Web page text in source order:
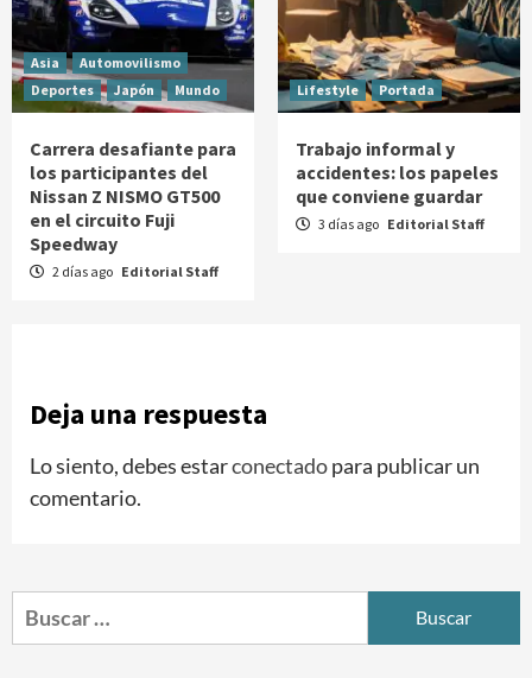
Asia
Automovilismo
Deportes
Japón Mundo
Carrera desafiante para
los participantes del
Nissan Z NISMO GT500
en el circuito Fuji
Speedway
2 días ago Editorial Staff
Lifestyle Portada
Trabajo informal y
accidentes: los papeles
que conviene guardar
3 días ago Editorial Staff
Deja una respuesta
Lo siento, debes estarconectadopara publicar un
comentario.
Buscar: